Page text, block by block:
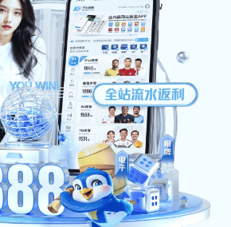
市场活动
行业资讯
万28 中心 / 市场活动